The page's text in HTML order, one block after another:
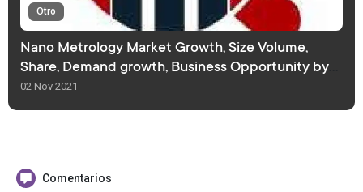
Otro
Nano Metrology Market Growth, Size Volume,
Share, Demand growth, Business Opportunity by
2027
02 Nov 2021
Comentarios